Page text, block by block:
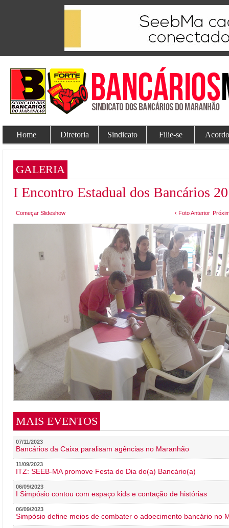
Home Diretoria Sindicato Filie-se
GALERIA
I Encontro Estadual dos Bancários
Começar Slideshow ‹ Foto Anterior
MAIS EVENTOS
07/11/2023
Bancários da Caixa paralisam agências no Maranhão
11/09/2023
ITZ: SEEB-MA promove Festa do Dia do(a) Bancário(a)
06/09/2023
I Simpósio contou com espaço kids e contação de histórias
06/09/2023
Simpósio define meios de combater o adoecimento bancário no